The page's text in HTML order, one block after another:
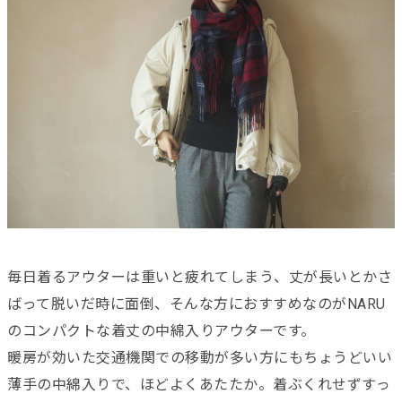
毎日着るアウターは重いと疲れてしまう、丈が長いとかさ
ばって脱いだ時に面倒、そんな方におすすめなのがNARU
のコンパクトな着丈の中綿入りアウターです。
暖房が効いた交通機関での移動が多い方にもちょうどいい
薄手の中綿入りで、ほどよくあたたか。着ぶくれせずすっ